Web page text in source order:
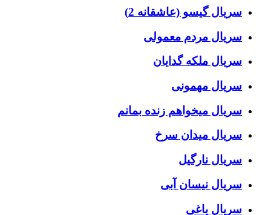
سریال گیسو (عاشقانه 2)
سریال مردم معمولی
سریال ملکه گدایان
سریال مهمونی
سریال میخواهم زنده بمانم
سریال میدان سرخ
سریال نارگیل
سریال نیسان آبی
سریال یاغی